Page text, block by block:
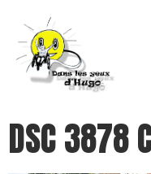
DSC 3878